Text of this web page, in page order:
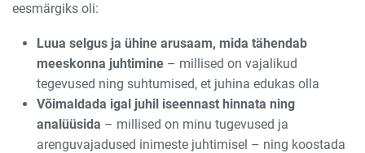
eesmärgiks oli:
Luua selgus ja ühine arusaam, mida tähendab
meeskonna juhtimine – millised on vajalikud
tegevused ning suhtumised, et juhina edukas olla
Võimaldada igal juhil iseennast hinnata ning
analüüsida – millised on minu tugevused ja
arenguvajadused inimeste juhtimisel – ning koostada